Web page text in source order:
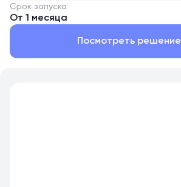
Срок запуска
От 1 месяца
Посмотреть решение